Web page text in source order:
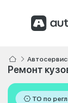
Ремонт
ТО по